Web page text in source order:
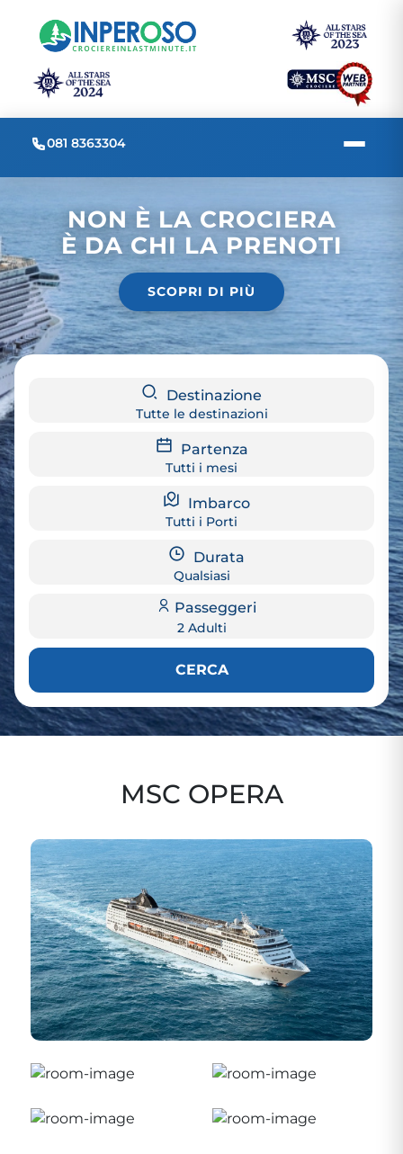
081 8363304
NON È LA CROCIERA
È DA CHI LA PRENOTI
SCOPRI DI PIÙ
Destinazione
Tutte le destinazioni
Partenza
Tutti i mesi
Imbarco
Tutti i Porti
Durata
Qualsiasi
Passeggeri
2 Adulti
CERCA
MSC OPERA